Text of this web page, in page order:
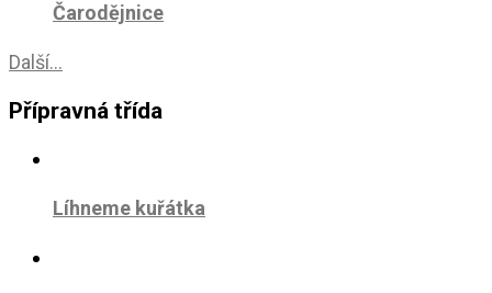
Čarodějnice
Další...
Přípravná třída
Líhneme kuřátka